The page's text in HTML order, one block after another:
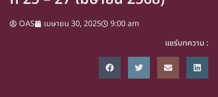
OAS เมษายน 30, 2025
9:00 am
แชร์บทความ :